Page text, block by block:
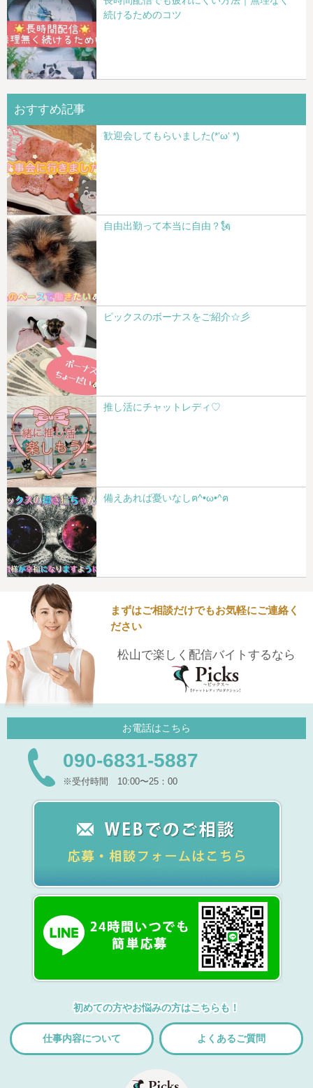
続けるためのコツ
おすすめ記事
歓迎会してもらいました(*‘ω‘ *)
自由出勤って本当に自由？🗽
ピックスのボーナスをご紹介☆彡
推し活にチャットレディ♡
備えあれば憂いなしฅ^•ω•^ฅ
まずはご相談だけでもお気軽にご連絡く
ださい
松山で楽しく配信バイトするなら
お電話はこちら
090-6831-5887
※受付時間 10:00〜25：00
初めての方やお悩みの方はこちらも！
仕事内容について よくあるご質問